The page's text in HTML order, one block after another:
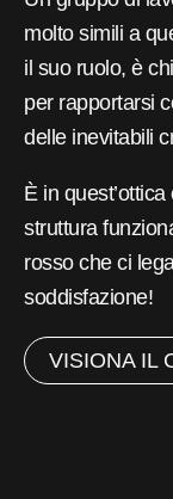
molto simili a
il suo ruolo, è
per rapportarsi
delle inevitabili
È in
struttura
rosso che ci
soddisfazione!
VISIONA IL